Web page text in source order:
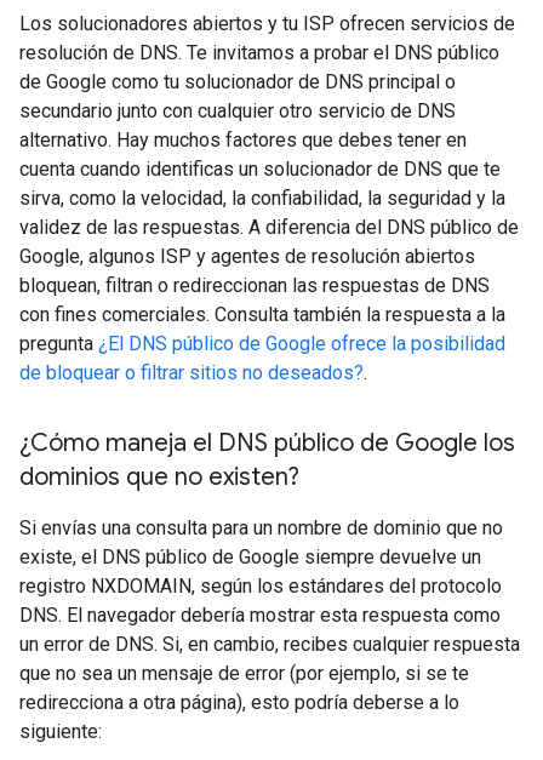
Los solucionadores abiertos y tu ISP ofrecen servicios de
resolución de DNS. Te invitamos a probar el DNS público
de Google como tu solucionador de DNS principal o
secundario junto con cualquier otro servicio de DNS
alternativo. Hay muchos factores que debes tener en
cuenta cuando identificas un solucionador de DNS que te
sirva, como la velocidad, la confiabilidad, la seguridad y la
validez de las respuestas. A diferencia del DNS público de
Google, algunos ISP y agentes de resolución abiertos
bloquean, filtran o redireccionan las respuestas de DNS
con fines comerciales. Consulta también la respuesta a la
pregunta ¿El DNS público de Google ofrece la posibilidad
de bloquear o filtrar sitios no deseados?.
¿Cómo maneja el DNS público de Google los
dominios que no existen?
Si envías una consulta para un nombre de dominio que no
existe, el DNS público de Google siempre devuelve un
registro NXDOMAIN, según los estándares del protocolo
DNS. El navegador debería mostrar esta respuesta como
un error de DNS. Si, en cambio, recibes cualquier respuesta
que no sea un mensaje de error (por ejemplo, si se te
redirecciona a otra página), esto podría deberse a lo
siguiente: